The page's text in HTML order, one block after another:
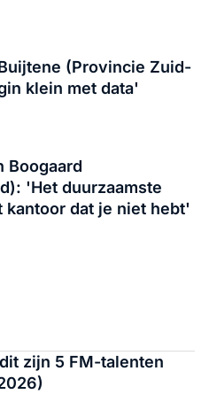
(Provincie Zuid-
klein met data'
Boogaard
'Het duurzaamste
kantoor dat je niet hebt'
zijn 5 FM-talenten